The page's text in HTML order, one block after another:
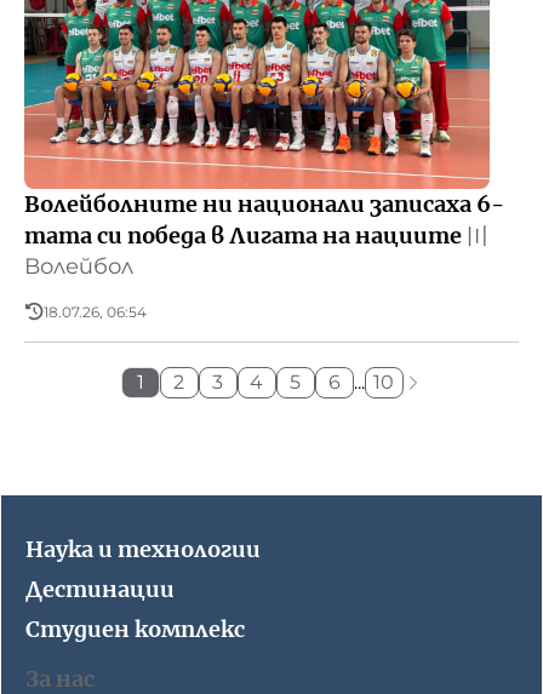
Волейболните ни национали записаха 6-
тата си победа в Лигата на нациите 〣
Волейбол
18.07.26, 06:54
1 2 3 4 5 6 ... 10
Наука и технологии
Дестинации
Студиен комплекс
За нас